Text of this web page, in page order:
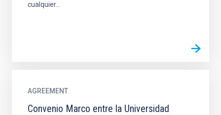
cualquier...
AGREEMENT
Convenio Marco entre la Universidad